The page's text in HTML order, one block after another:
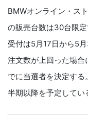
BMWオンライン・ス
の販売台数は30台限
受付は5月17日から5
注文数が上回った場合
でに当選者を決定す
半期以降を予定してい